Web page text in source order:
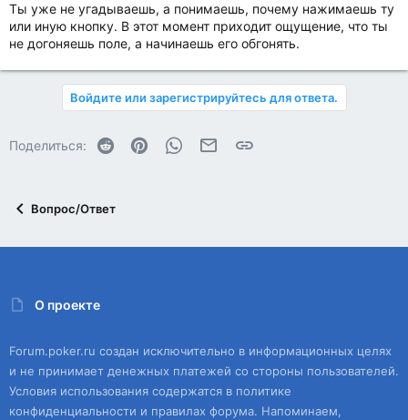
Ты уже не угадываешь, а понимаешь, почему нажимаешь ту
или иную кнопку. В этот момент приходит ощущение, что ты
не догоняешь поле, а начинаешь его обгонять.
Войдите или зарегистрируйтесь для ответа.
Поделиться: Reddit PinterestWhatsAppЭлектронная почта
Ссылка
Вопрос/Ответ
О проекте
Forum.poker.ru создан исключительно в информационных целях
и не принимает денежных платежей со стороны пользователей.
Условия использования содержатся в политике
конфиденциальности и правилах форума. Напоминаем,